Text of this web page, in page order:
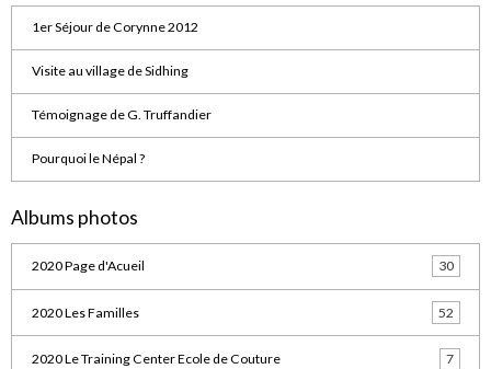
1er Séjour de Corynne 2012
Visite au village de Sidhing
Témoignage de G. Truffandier
Pourquoi le Népal ?
Albums photos
2020 Page d'Acueil 30
2020 Les Familles 52
2020 Le Training Center Ecole de Couture 7